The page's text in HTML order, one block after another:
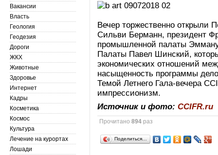
Вечер торжественно открыли
Сильви Берманн, президент
промышленной палаты
Палаты Павел Шинский,
экономических отношений
насыщенность программы
Темой Летнего Гала-вечера
импрессионизм.
Источник и фото:CCIFR.ru
Прочитано894 раз
Поделиться…
Вакансии
Власть
Геология
Геодезия
Дороги
ЖКХ
Животные
Здоровье
Интернет
Кадры
Косметика
Космос
Культура
Лечение на курортах
Лошади